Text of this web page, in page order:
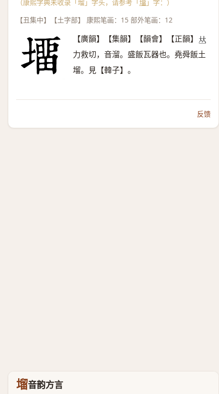
（康熙字典未收录「塯」字头，请参考「 㙧 」字：）
【丑集中】【土字部】 康熙笔画：15 部外笔画：12
【廣韻】【集韻】【韻會】【正韻】 𠀤
力救切，音溜。盛飯瓦器也。堯舜飯土
塯。見【韓子】。
反馈
塯音韵方言